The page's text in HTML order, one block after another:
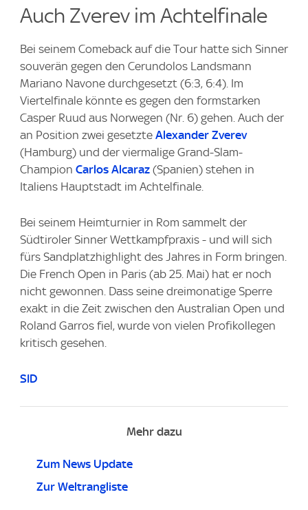
Auch Zverev im Achtelfinale
Bei seinem Comeback auf die Tour hatte sich Sinner
souverän gegen den Cerundolos Landsmann
Mariano Navone durchgesetzt (6:3, 6:4). Im
Viertelfinale könnte es gegen den formstarken
Casper Ruud aus Norwegen (Nr. 6) gehen. Auch der
an Position zwei gesetzte Alexander Zverev
(Hamburg) und der viermalige Grand-Slam-
Champion Carlos Alcaraz (Spanien) stehen in
Italiens Hauptstadt im Achtelfinale.
Bei seinem Heimturnier in Rom sammelt der
Südtiroler Sinner Wettkampfpraxis - und will sich
fürs Sandplatzhighlight des Jahres in Form bringen.
Die French Open in Paris (ab 25. Mai) hat er noch
nicht gewonnen. Dass seine dreimonatige Sperre
exakt in die Zeit zwischen den Australian Open und
Roland Garros fiel, wurde von vielen Profikollegen
kritisch gesehen.
SID
Mehr dazu
Zum News Update
Zur Weltrangliste